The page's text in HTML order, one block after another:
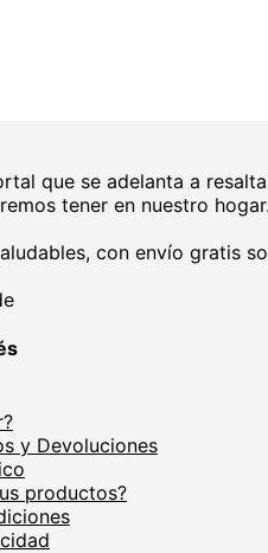
que se adelanta a
tener en nuestro hogar.
con envío gratis
y Devoluciones
productos?